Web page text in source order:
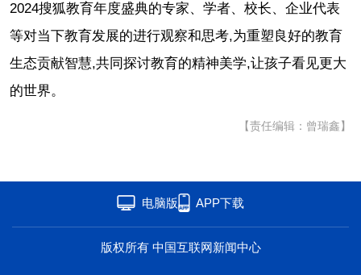
2024搜狐教育年度盛典的专家、学者、校长、企业代表
等对当下教育发展的进行观察和思考,为重塑良好的教育
生态贡献智慧,共同探讨教育的精神美学,让孩子看见更大
的世界。
【责任编辑：曾瑞鑫】
电脑版 APP下载
版权所有 中国互联网新闻中心